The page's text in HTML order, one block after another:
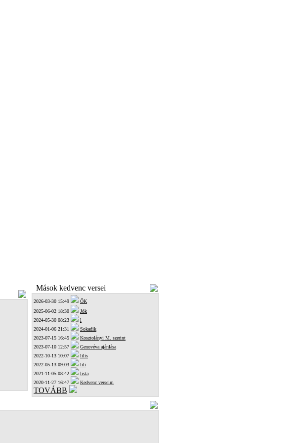
Mások kedvenc versei
2026-03-30 15:49
ŐK
2025-06-02 18:30
Jók
2024-05-30 08:23
l
2024-01-06 21:31
Sokadik
2023-07-15 16:45
Kosztolányi M. szerint
2023-07-10 12:57
Genovéva ajánlása
2022-10-13 10:07
lilis
2022-05-13 09:03
lili
2021-11-05 08:42
lista
2020-11-27 16:47
Kedvenc verseim
TOVÁBB